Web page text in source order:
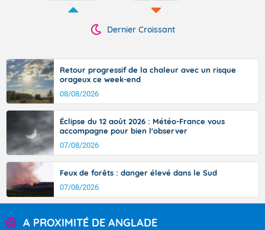
Dernier Croissant
Retour progressif de la chaleur avec un risque
orageux ce week-end
08/08/2026
Éclipse du 12 août 2026 : Météo-France vous
accompagne pour bien l'observer
07/08/2026
Feux de forêts : danger élevé dans le Sud
07/08/2026
A PROXIMITÉ DE ANGLADE